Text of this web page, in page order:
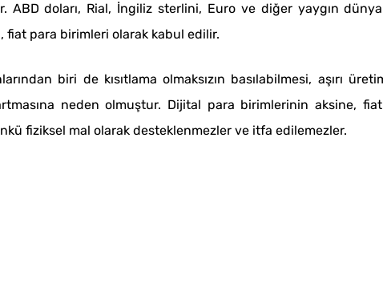
ABD doları, Rial, İngiliz sterlini, Euro ve diğer yaygın
fiat para birimleri olarak kabul edilir.
biri de kısıtlama olmaksızın basılabilmesi, aşırı
neden olmuştur. Dijital para birimlerinin aksine,
fiziksel mal olarak desteklenmezler ve itfa edilemezler.